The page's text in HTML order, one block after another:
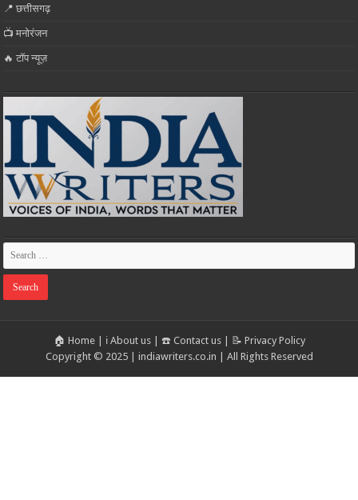
📍 छत्तीसगढ़
📺 मनोरंजन
🔥 टॉप न्यूज़
🏠 Home| ℹ️ About us| ☎️ Contact us| 📝 Privacy Policy
Copyright © 2025 | indiawriters.co.in | All Rights Reserved